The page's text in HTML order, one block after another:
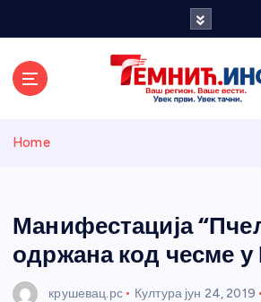
и
Home
Манифестација
одржана код чесме
крушевац.рс Култура јун 24, 2019